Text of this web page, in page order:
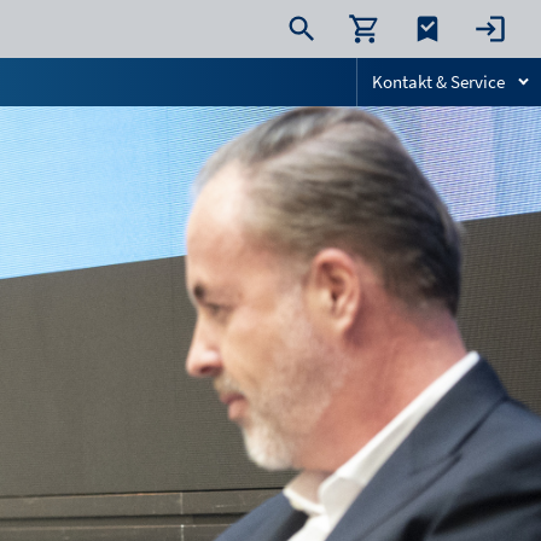
Kontakt & Service